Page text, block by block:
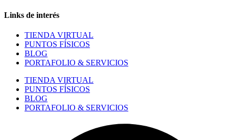
Links de interés
TIENDA VIRTUAL
PUNTOS FÍSICOS
BLOG
PORTAFOLIO & SERVICIOS
TIENDA VIRTUAL
PUNTOS FÍSICOS
BLOG
PORTAFOLIO & SERVICIOS